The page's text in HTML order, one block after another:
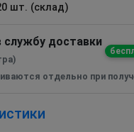
шт. (склад)
доставки
отдельно при